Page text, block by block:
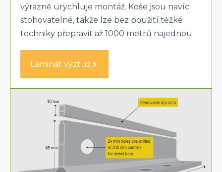
výrazně urychluje montáž. Koše jsou navíc
stohovatelné, takže lze bez použití těžké
techniky přepravit až 1000 metrů najednou.
Laminát výztuž